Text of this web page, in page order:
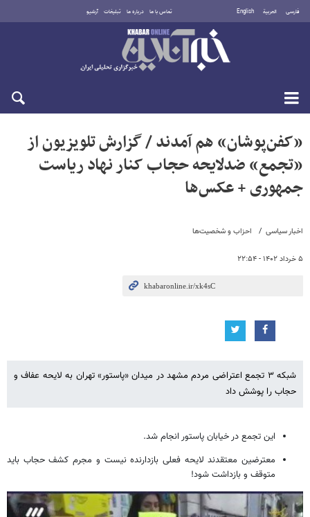
فارسی العربية English تماس با ما درباره ما تبلیغات آرشیو
جمعه ۱۶ مرداد ۱۴۰۵
اخبار سیاسی احزاب و شخصیت‌ها
۵ خرداد ۱۴۰۲ - ۲۲:۵۴
«کفن‌پوشان» هم آمدند / گزارش تلویزیون از
«تجمع» ضدلایحه حجاب کنار نهاد ریاست
جمهوری + عکس‌ها
شبکه ۳ تجمع اعتراضی مردم مشهد در میدان «پاستور» تهران به لایحه عفاف و
حجاب را پوشش داد
این تجمع در خیابان پاستور انجام شد.
معترضین معتقدند لایحه فعلی بازدارنده نیست و مجرم کشف حجاب باید
متوقف و بازداشت شود!